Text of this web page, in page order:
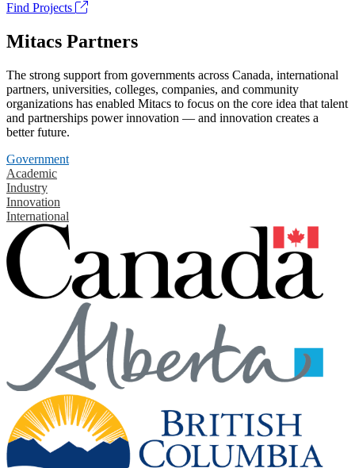
Find Projects
Mitacs Partners
The strong support from governments across Canada, international
partners, universities, colleges, companies, and community
organizations has enabled Mitacs to focus on the core idea that talent
and partnerships power innovation — and innovation creates a
better future.
Government
Academic
Industry
Innovation
International